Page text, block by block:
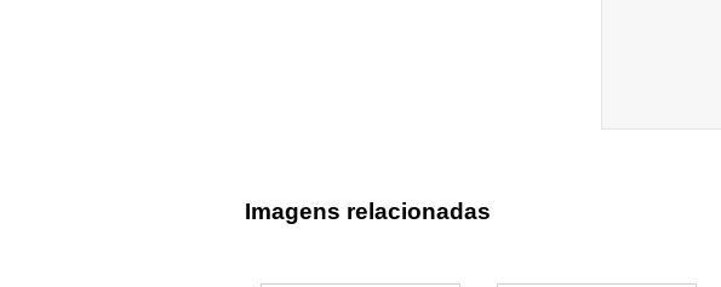
Imagens relacionadas